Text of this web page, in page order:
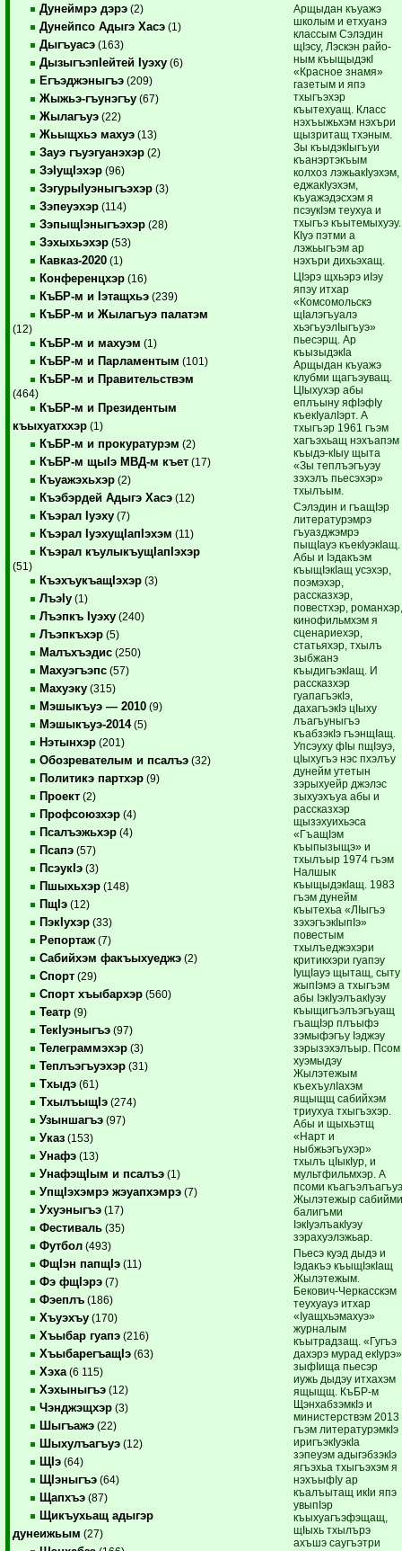
Дунеймрэ дэрэ (2)
Дунейпсо Адыгэ Хасэ (1)
Дыгъуасэ (163)
ДызыгъэпIейтей Iуэху (6)
Егъэджэныгъэ (209)
Жыжьэ-гъунэгъу (67)
Жылагъуэ (22)
Жьыщхьэ махуэ (13)
Зауэ гъуэгуанэхэр (2)
ЗэIущIэхэр (96)
ЗэгурыIуэныгъэхэр (3)
Зэпеуэхэр (114)
ЗэпыщIэныгъэхэр (28)
Зэхыхьэхэр (53)
Кавказ-2020 (1)
Конференцхэр (16)
КъБР-м и Iэтащхьэ (239)
КъБР-м и Жылагъуэ палатэм
(12)
КъБР-м и махуэм (1)
КъБР-м и Парламентым (101)
КъБР-м и Правительствэм
(464)
КъБР-м и Президентым
къыхуатххэр (1)
КъБР-м и прокуратурэм (2)
КъБР-м щыIэ МВД-м къет (17)
Къуажэхьхэр (2)
Къэбэрдей Адыгэ Хасэ (12)
Къэрал Iуэху (7)
Къэрал IуэхущIапIэхэм (11)
Къэрал къулыкъущIапIэхэр
(51)
КъэхъукъащIэхэр (3)
ЛъэIу (1)
Лъэпкъ Iуэху (240)
Лъэпкъхэр (5)
Малъхъэдис (250)
Махуэгъэпс (57)
Махуэку (315)
Мэшыкъуэ — 2010 (9)
Мэшыкъуэ-2014(5)
Нэтынхэр (201)
Обозревателым и псалъэ (32)
Политикэ партхэр (9)
Проект (2)
Профсоюзхэр (4)
Псалъэжьхэр (4)
Псапэ (57)
ПсэукIэ (3)
Пшыхьхэр (148)
ПщIэ (12)
ПэкIухэр (33)
Репортаж (7)
Сабийхэм факъыхуеджэ (2)
Спорт (29)
Спорт хъыбархэр (560)
Театр (9)
ТекIуэныгъэ (97)
Телеграммэхэр (3)
Теплъэгъуэхэр (31)
Тхыдэ (61)
ТхылъыщIэ (274)
Узыншагъэ (97)
Указ (153)
Унафэ (13)
УнафэщIым и псалъэ (1)
УпщIэхэмрэ жэуапхэмрэ (7)
Ухуэныгъэ (17)
Фестиваль (35)
Футбол (493)
ФщIэн папщIэ (11)
Фэ фщIэрэ (7)
Фэеплъ (186)
Хъуэхъу (170)
Хъыбар гуапэ (216)
ХъыбарегъащIэ (63)
Хэха (6 115)
Хэхыныгъэ (12)
Чэнджэщхэр (3)
Шыгъажэ (22)
Шыхулъагъуэ (12)
ЩIэ (64)
ЩIэныгъэ (64)
Щапхъэ (87)
Щикъухьащ адыгэр
дунеижьым (27)
Арщыдан къуажэ
школым и етхуанэ
классым Сэлэдин
щIэсу, Лэскэн райо-
ным къыщыдэкI
«Красное знамя»
газетым и япэ
тхыгъэхэр
къытехуащ. Класс
нэхъыжьхэм нэхъри
щызритащ тхэным.
Зы къыдэкIыгъуи
къанэртэкъым
колхоз лэжьакIуэхэм,
еджакIуэхэм,
къуажэдэсхэм я
псэукIэм теухуа и
тхыгъэ къытемыхуэу.
КIуэ пэтми а
лэжьыгъэм ар
нэхъри дихьэхащ.
ЦIэрэ щхьэрэ иIэу
япэу итхар
«Комсомольскэ
щIалэгъуалэ
хьэгъуэлIыгъуэ»
пьесэрщ. Ар
къызыдэкIа
Арщыдан къуажэ
клубми щагъэуващ.
ЦIыхухэр абы
еплъыну яфIэфIу
къекIуалIэрт. А
тхыгъэр 1961 гъэм
хагъэхьащ нэхъапэм
къыдэ-кIыу щыта
«Зы теплъэгъуэу
зэхэлъ пьесэхэр»
тхылъым.
Сэлэдин и гъащIэр
литературэмрэ
гъуазджэмрэ
пыщIауэ къекIуэкIащ.
Абы и Iэдакъэм
къыщIэкIащ усэхэр,
поэмэхэр,
рассказхэр,
повестхэр,
кинофильмхэм я
сценариехэр,
статьяхэр, тхылъ
зыбжанэ
къыдигъэкIащ. И
рассказхэр
гуапагъэкIэ,
дахагъэкIэ цIыху
лъагъуныгъэ
къабзэкIэ гъэнщIащ.
Упсэуху фIы пщIэуэ,
цIыхугъэ нэс пхэлъу
дунейм утетын
зэрыхуейр джэлэс
зыхуэхъуа абы и
рассказхэр
щызэхуихьэса
«ГъащIэм
къыпызыщэ» и
тхылъыр 1974 гъэм
Налшык
къыщыдэкIащ. 1983
гъэм дунейм
къытехьа «ЛIыгъэ
зэхэгъэкIыпIэ»
повестым
тхылъеджэхэри
критикхэри гуапэу
IущIауэ щытащ, сыту
жыпIэмэ а тхыгъэм
абы IэкIуэлъакIуэу
къыщигъэлъэгъуащ
гъащIэр плъыфэ
зэмыфэгъу Iэджэу
зэрызэхэлъыр. Псом
хуэмыдэу
Жылэтежым
къехъулIахэм
ящыщщ сабийхэм
триухуа тхыгъэхэр.
Абы и щыхьэтщ
«Нарт и
ныбжьэгъухэр»
тхылъ цIыкIур, и
мультфильмхэр. А
псоми
Жылэтежыр
балигъми
IэкIуэлъакIуэу
зэрахуэлэжьар.
Пьесэ куэд дыдэ и
Iэдакъэ къыщIэкIащ
Жылэтежым.
Бекович-Черкасскэм
теухуауэ итхар
«Iуащхьэмахуэ»
журналым
къытрадзащ. «Гугъэ
дахэрэ мурад екIурэ»
зыфIища пьесэр
иужь дыдэу итхахэм
ящыщщ. КъБР-м
ЩэнхабзэмкIэ и
министерствэм 2013
гъэм литературэмкIэ
иригъэкIуэкIа
зэпеуэм адыгэбзэкIэ
ягъэхьа тхыгъэхэм я
нэхъыфIу ар
къалъытащ икIи япэ
увыпIэр
къыхуагъэфэщащ,
щIыхь тхылърэ
ахъшэ саугъэтри